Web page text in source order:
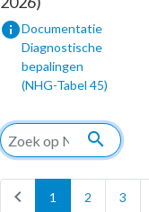
infoDocumentatie
Diagnostische
bepalingen
(NHG-Tabel 45)
search
chevron_left 1 2 3